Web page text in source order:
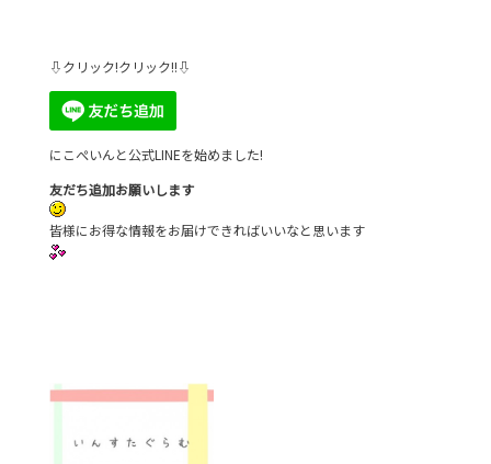
⇩クリック!クリック!!⇩
にこぺいんと公式LINEを始めました!
友だち追加お願いします
皆様にお得な情報をお届けできればいいなと思います